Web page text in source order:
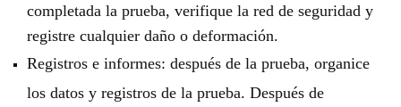
completada la prueba, verifique la red de seguridad y
registre cualquier daño o deformación.
Registros e informes: después de la prueba, organice
los datos y registros de la prueba. Después de